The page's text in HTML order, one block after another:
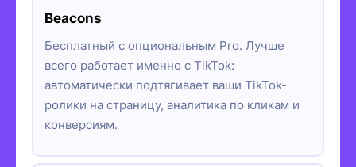
Beacons
Бесплатный с опциональным Pro. Лучше
всего работает именно с TikTok:
автоматически подтягивает ваши TikTok-
ролики на страницу, аналитика по кликам и
конверсиям.